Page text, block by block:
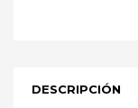
DESCRIPCIÓN